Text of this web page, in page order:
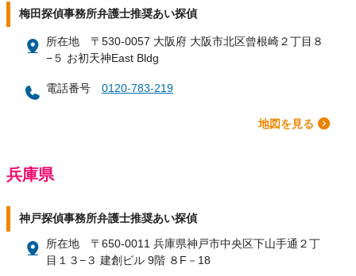
梅田探偵事務所弁護士推奨あい探偵
所在地
〒530-0057 大阪府 大阪市北区曾根崎２丁目８
−５ お初天神East Bldg
電話番号 0120-783-219
地図を見る
兵庫県
神戸探偵事務所弁護士推奨あい探偵
所在地
〒650-0011 兵庫県神戸市中央区下山手通２丁
目１３−３ 建創ビル 9階 ８F－18